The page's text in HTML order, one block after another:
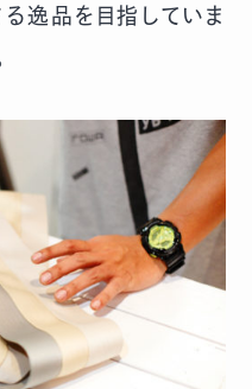
逸品を目指していま